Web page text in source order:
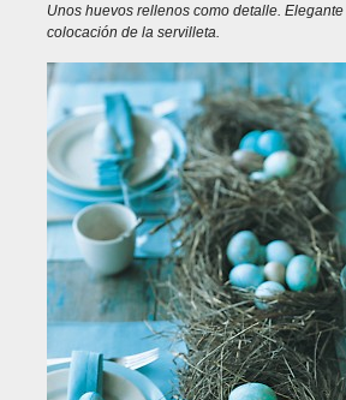
Unos huevos rellenos como detalle.
colocación de la servilleta.